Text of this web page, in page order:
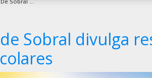
Sobral divulga